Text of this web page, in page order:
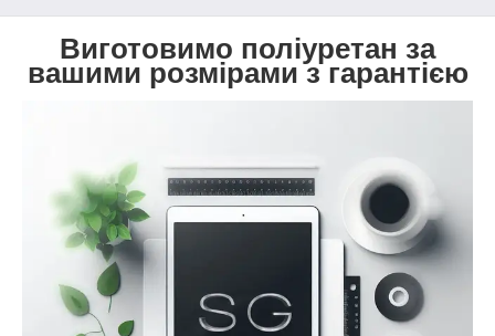
Виготовимо поліуретан за
вашими розмірами з гарантією